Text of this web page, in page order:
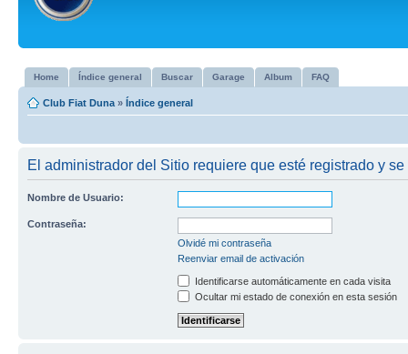
Home Índice general Buscar Garage Album FAQ
Club Fiat Duna » Índice general
El administrador del Sitio requiere que esté registrado y
Nombre de Usuario:
Contraseña:
Olvidé mi contraseña
Reenviar email de activación
Identificarse automáticamente en cada visita
Ocultar mi estado de conexión en esta sesión